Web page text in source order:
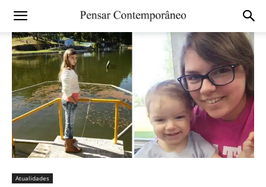
Atualidades